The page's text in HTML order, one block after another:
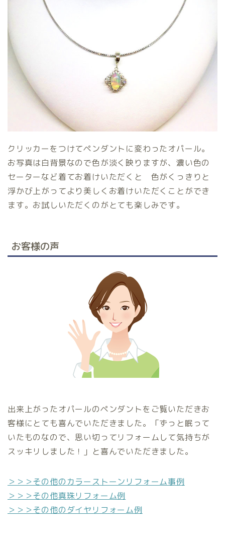
クリッカーをつけてペンダントに変わったオパール。
お写真は白背景なので色が淡く映りますが、濃い色の
セーターなど着てお着けいただくと 色がくっきりと
浮かび上がってより美しくお着けいただくことができ
ます。お試しいただくのがとても楽しみです。
お客様の声
出来上がったオパールのペンダントをご覧いただきお
客様にとても喜んでいただきました。「ずっと眠って
いたものなので、思い切ってリフォームして気持ちが
スッキリしました！」と喜んでいただきました。
＞＞＞その他のカラーストーンリフォーム事例
＞＞＞その他真珠リフォーム例
＞＞＞その他のダイヤリフォーム例